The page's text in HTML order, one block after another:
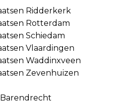
Ridderkerk
Rotterdam
Schiedam
Vlaardingen
Waddinxveen
Zevenhuizen